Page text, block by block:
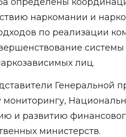
наркомании и
по реализации
лиц.
Генеральной
и развитию
министерств.